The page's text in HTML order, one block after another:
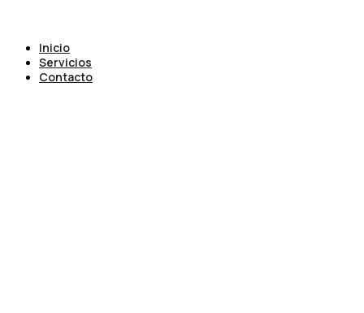
Inicio
Servicios
Contacto